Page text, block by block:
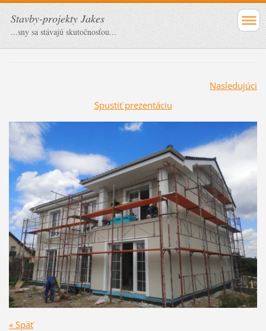
Stavby-projekty Jakes
...sny sa stávajú skutočnosťou...
Nasledujúci
Spustiť prezentáciu
« Späť